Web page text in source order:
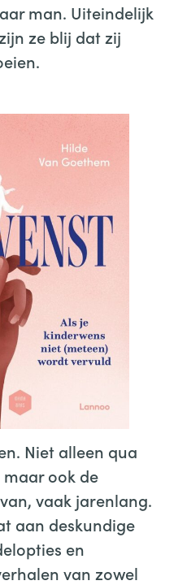
man. Uiteindelijk
ze blij dat zij
Niet alleen qua
ook de
vaak jarenlang.
aan deskundige
en
van zowel